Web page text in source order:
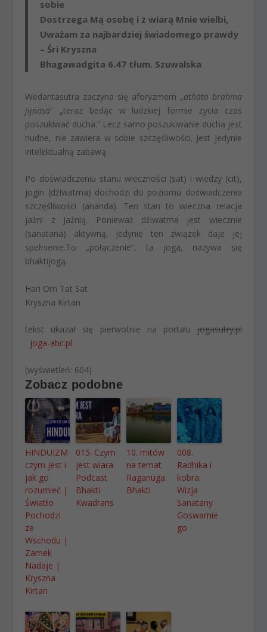
sobie
Dostrzega Mą osobę i z wiarą Mnie wielbi,
Uważam za najbardziej świadomego prawdy
– Śri Kryszna
Bhagawadgita 6.47 tłum. Szuwalska
Wedantasutra zaczyna się aforyzmem „athāto brahma
jijñāsā” „teraz bedąc w ludzkiej formie życia czas
poszukiwać ducha.” Lecz samo poszukiwanie ducha jest
nudne, nie zawiera w sobie szczęśliwości. Jest jedynie
intelektualną zabawą.
Po doświadczeniu stanu wieczności (sat) i wiedzy (cit),
jogin (dźiwatma) dochodzi do poziomu doświadczenia
szczęśliwości (ananda). Ten stan to wieczna relacja
jaźni z Jaźnią. Ponieważ dźiwatma jest wiecznie
(sanatana) aktywną, jedynie ten związek daje jej
spełnienie.To „połączenie”, ta joga, nazywa się
bhaktijogą.
Hari Om Tat Sat
Kryszna Kirtan
tekst ukazał się pierwotnie na portalu jogasutry.pl
joga-abc.pl
(wyświetleń: 604)
Zobacz podobne
HINDUIZM
czym jest i
jak go
rozumieć |
Światło
Pochodzi
ze
Wschodu |
Zamek
Nadaje |
Kryszna
Kirtan
015. Czym
jest wiara.
Podcast
Bhakti
Kwadrans
10. mitów
na temat
Raganuga
Bhakti
008.
Radhika i
kobra.
Wizja
Sanatany
Goswamie
go